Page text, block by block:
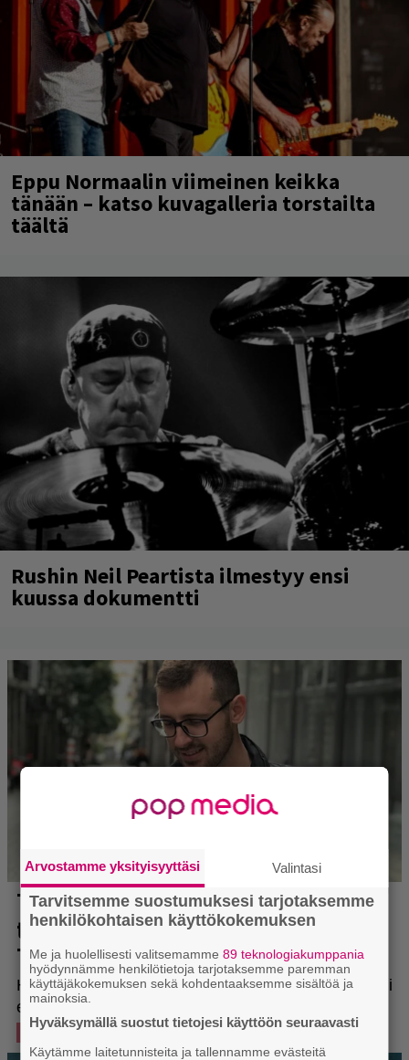
Eppu Normaalin viimeinen keikka
tänään – katso kuvagalleria torstailta
täältä
Rushin Neil Peartista ilmestyy ensi
kuussa dokumentti
Arvostamme yksityisyyttäsi Valintasi
Tarvitsemme suostumuksesi tarjotaksemme
henkilökohtaisen käyttökokemuksen
Me ja huolellisesti valitsemamme89 teknologiakumppania
hyödynnämme henkilötietoja tarjotaksemme paremman
käyttäjäkokemuksen sekä kohdentaaksemme sisältöä ja
mainoksia.
Hyväksymällä suostut tietojesi käyttöön seuraavasti
Käytämme laitetunnisteita ja tallennamme evästeitä